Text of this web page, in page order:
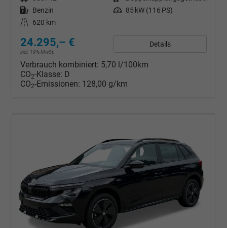
Kraftstoff Benzin Leistung 85 kW (116 PS)
Kilometerstand
620 km
24.295,– €
incl. 19% MwSt.
Details
Verbrauch kombiniert: 5,70 l/100km
CO2-Klasse: D
CO2-Emissionen: 128,00 g/km